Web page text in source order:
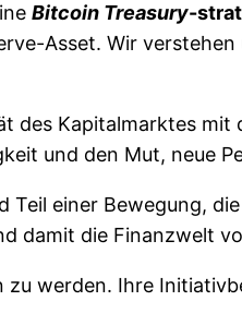
Bitcoin Treasury-
Asset. Wir
des Kapitalmarktes
und den Mut, neue
Teil einer Bewegung,
damit die Finanzwelt
zu werden. Ihre